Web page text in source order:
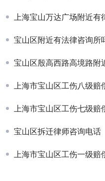
上海宝山万达广场附近有
宝山区附近有法律咨询所
宝山区殷高西路高境路附
上海市宝山区工伤八级赔
上海市宝山区工伤七级赔
宝山区拆迁律师咨询电话
上海市宝山区工伤一级赔